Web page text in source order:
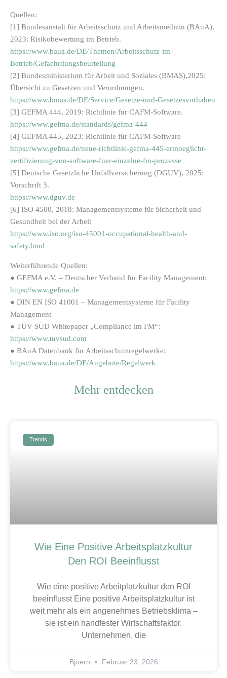
Quellen:
[1] Bundesanstalt für Arbeitsschutz und Arbeitsmedizin (BAuA),
2023: Risikobewertung im Betrieb.
https://www.baua.de/DE/Themen/Arbeitsschutz-im-
Betrieb/Gefaehrdungsbeurteilung
[2] Bundesministerium für Arbeit und Soziales (BMAS),2025:
Übersicht zu Gesetzen und Verordnungen.
https://www.bmas.de/DE/Service/Gesetze-und-Gesetzesvorhaben
[3] GEFMA 444, 2019: Richtlinie für CAFM-Software.
https://www.gefma.de/standards/gefma-444
[4] GEFMA 445, 2023: Richtlinie für CAFM-Software
https://www.gefma.de/neue-richtlinie-gefma-445-ermoeglicht-
zertifizierung-von-software-fuer-einzelne-fm-prozesse
[5] Deutsche Gesetzliche Unfallversicherung (DGUV), 2025:
Vorschrift 3.
https://www.dguv.de
[6] ISO 4500, 2018: Managementsysteme für Sicherheit und
Gesundheit bei der Arbeit
https://www.iso.org/iso-45001-occupational-health-and-
safety.html
Weiterführende Quellen:
● GEFMA e.V. – Deutscher Verband für Facility Management:
https://www.gefma.de
● DIN EN ISO 41001 – Managementsysteme für Facility
Management
● TÜV SÜD Whitepaper „Compliance im FM“:
https://www.tuvsud.com
● BAuA Datenbank für Arbeitsschutzregelwerke:
https://www.baua.de/DE/Angebote/Regelwerk
Mehr entdecken
Trends
Wie Eine Positive Arbeitsplatzkultur
Den ROI Beeinflusst
Wie eine positive Arbeitplatzkultur den ROI
beeinflusst Eine positive Arbeitsplatzkultur ist
weit mehr als ein angenehmes Betriebsklima –
sie ist ein handfester Wirtschaftsfaktor.
Unternehmen, die
Bjoern Februar 23, 2026